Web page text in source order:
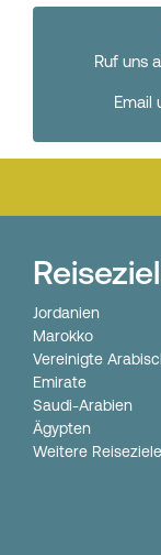
Ruf uns
Email
Jordanien
Marokko
Vereinigte
Emirate
Saudi-Arabien
Ägypten
Weitere Reiseziele